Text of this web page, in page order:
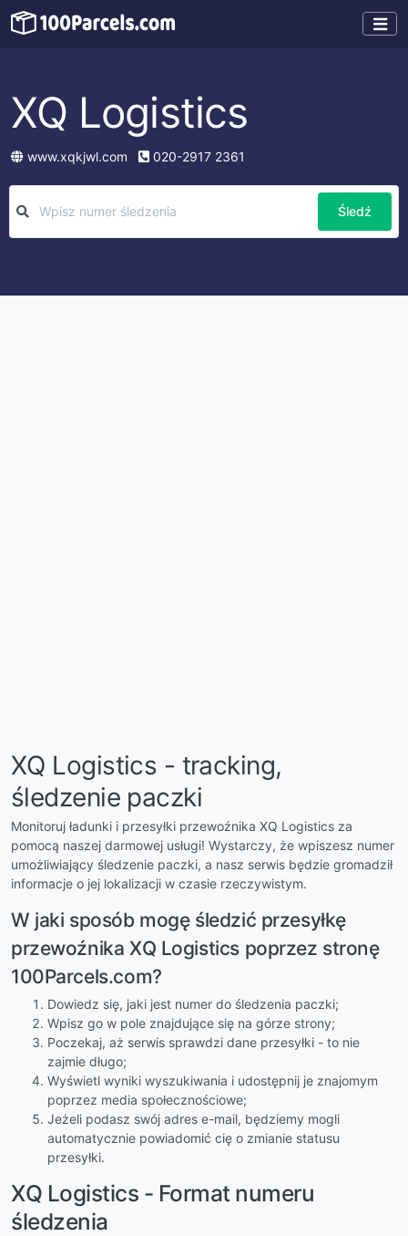
XQ Logistics
www.xqkjwl.com 020-2917 2361
Śledź
XQ Logistics - tracking,
śledzenie paczki
Monitoruj ładunki i przesyłki przewoźnika XQ Logistics za
pomocą naszej darmowej usługi! Wystarczy, że wpiszesz numer
umożliwiający śledzenie paczki, a nasz serwis będzie gromadził
informacje o jej lokalizacji w czasie rzeczywistym.
W jaki sposób mogę śledzić przesyłkę
przewoźnika XQ Logistics poprzez stronę
100Parcels.com?
Dowiedz się, jaki jest numer do śledzenia paczki;
Wpisz go w pole znajdujące się na górze strony;
Poczekaj, aż serwis sprawdzi dane przesyłki - to nie
zajmie długo;
Wyświetl wyniki wyszukiwania i udostępnij je znajomym
poprzez media społecznościowe;
Jeżeli podasz swój adres e-mail, będziemy mogli
automatycznie powiadomić cię o zmianie statusu
przesyłki.
XQ Logistics - Format numeru
śledzenia